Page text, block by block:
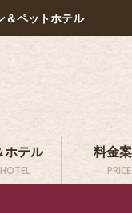
＆ペットホテル
ホテル
料金
PRICE